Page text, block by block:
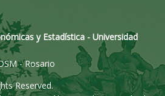
y Estadística - Universidad
- Rosario
Reserved.